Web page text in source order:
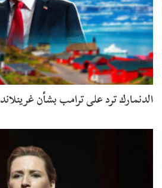
الدنمارك ترد على ترامب بشأن غرينلاند